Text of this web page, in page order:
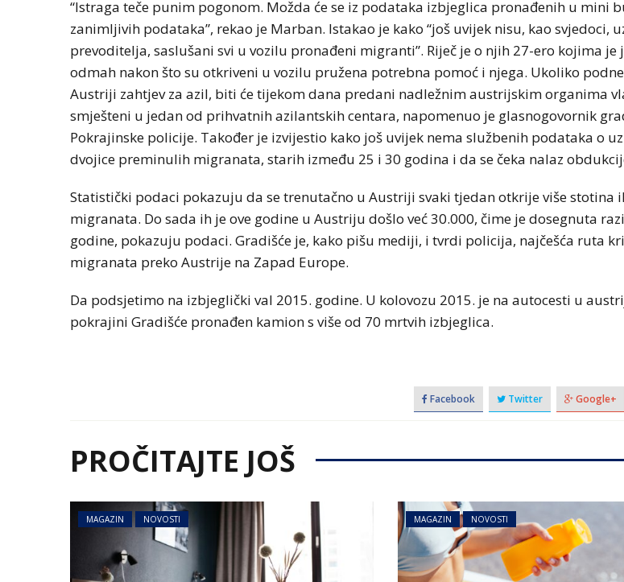
“Istraga teče punim pogonom. Možda će se iz podataka izbjeglica pronađenih u mini
zanimljivih podataka”, rekao je Marban. Istakao je kako “još uvijek nisu, kao svjedoci,
prevoditelja, saslušani svi u vozilu pronađeni migranti”. Riječ je o njih 27-ero kojima je
odmah nakon što su otkriveni u vozilu pružena potrebna pomoć i njega. Ukoliko
Austriji zahtjev za azil, biti će tijekom dana predani nadležnim austrijskim organima
smješteni u jedan od prihvatnih azilantskih centara, napomenuo je glasnogovornik
Pokrajinske policije. Također je izvijestio kako još uvijek nema službenih podataka o
dvojice preminulih migranata, starih između 25 i 30 godina i da se čeka nalaz
Statistički podaci pokazuju da se trenutačno u Austriji svaki tjedan otkrije više stotina
migranata. Do sada ih je ove godine u Austriju došlo već 30.000, čime je dosegnuta
godine, pokazuju podaci. Gradišće je, kako pišu mediji, i tvrdi policija, najčešća ruta
migranata preko Austrije na Zapad Europe.
Da podsjetimo na izbjeglički val 2015. godine. U kolovozu 2015. je na autocesti u
pokrajini Gradišće pronađen kamion s više od 70 mrtvih izbjeglica.
Facebook Twitter Google+
PROČITAJTE JOŠ
MAGAZIN NOVOSTI MAGAZIN NOVOSTI